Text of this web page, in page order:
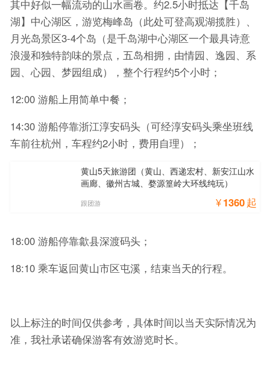
其中好似一幅流动的山水画卷。约2.5小时抵达【千岛
湖】中心湖区，游览梅峰岛（此处可登高观湖揽胜）、
月光岛景区3-4个岛（是千岛湖中心湖区一个最具诗意
浪漫和独特韵味的景点，五岛相拥，由情园、逸园、系
园、心园、梦园组成），整个行程约5个小时；
12:00 游船上用简单中餐；
14:30 游船停靠浙江淳安码头（可经淳安码头乘坐班线
车前往杭州，车程约2小时，费用自理）；
黄山5天旅游团（黄山、西递宏村、新安江山水
画廊、徽州古城、婺源篁岭大环线纯玩）
¥1360起
跟团游
18:00 游船停靠歙县深渡码头；
18:10 乘车返回黄山市区屯溪，结束当天的行程。
以上标注的时间仅供参考，具体时间以当天实际情况为
准，我社承诺确保游客有效游览时长。